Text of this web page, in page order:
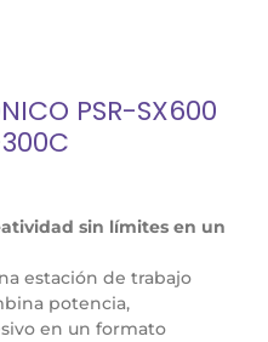
PSR-SX600
sin límites en un
estación de trabajo
potencia,
en un formato